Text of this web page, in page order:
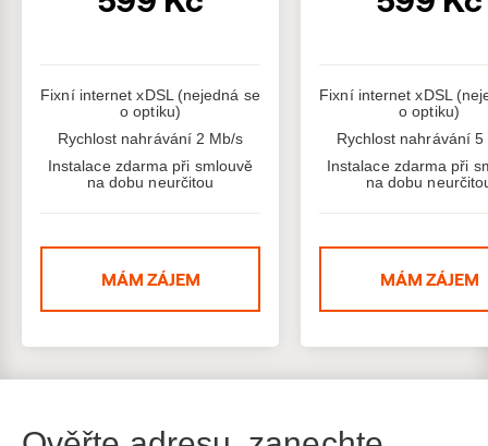
Fixní internet xDSL (nejedná se
o optiku)
Rychlost nahrávání 2 Mb/s
Instalace zdarma při smlouvě
na dobu neurčitou
MÁM ZÁJEM
Fixní internet xDSL
o optiku)
Rychlost nahrávání 5
Instalace zdarma při
na dobu
MÁM ZÁJEM